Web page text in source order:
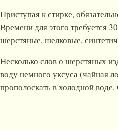
Приступая к стирке,
Времени для этого требуется
шерстяные, шелковые,
Несколько слов о шерстяных
воду немного уксуса (чайная
прополоскать в холодной